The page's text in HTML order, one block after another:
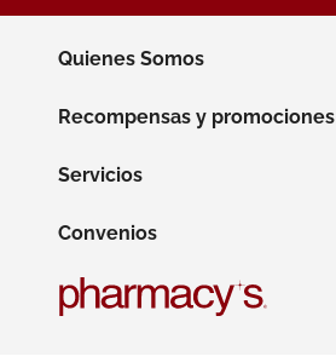
Quienes Somos
Recompensas y promociones
Servicios
Convenios